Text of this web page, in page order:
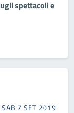
spettacoli e
SAB 7 SET 2019